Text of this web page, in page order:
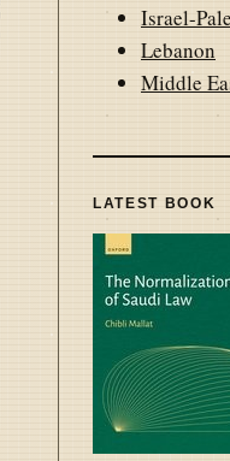
Israel-
Lebanon
Middle
LATEST BOOK